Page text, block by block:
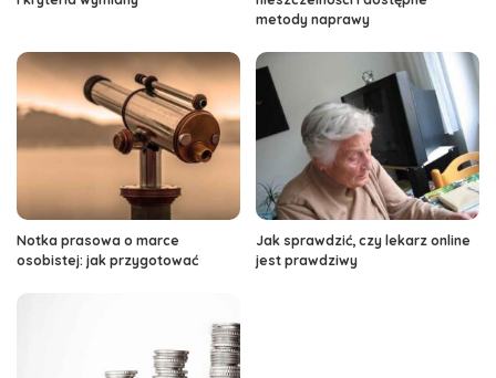
metody naprawy
Notka prasowa o marce
osobistej: jak przygotować
Jak sprawdzić, czy lekarz online
jest prawdziwy